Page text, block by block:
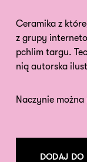
Ceramika z
z grupy
pchlim targu.
nią autorska
Naczynie
DODAJ DO